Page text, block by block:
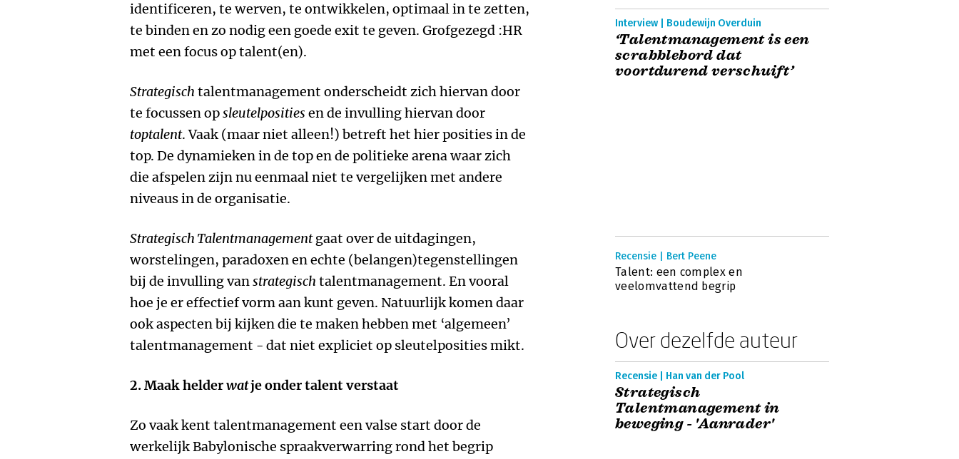
identificeren, te werven, te ontwikkelen, optimaal in te zetten,
te binden en zo nodig een goede exit te geven. Grofgezegd :HR
met een focus op talent(en).
Strategisch talentmanagement onderscheidt zich hiervan door
te focussen opsleutelposities en de invulling hiervan door
toptalent. Vaak (maar niet alleen!) betreft het hier posities in de
top. De dynamieken in de top en de politieke arena waar zich
die afspelen zijn nu eenmaal niet te vergelijken met andere
niveaus in de organisatie.
Strategisch Talentmanagementgaat over de uitdagingen,
worstelingen, paradoxen en echte (belangen)tegenstellingen
bij de invulling vanstrategisch talentmanagement. En vooral
hoe je er effectief vorm aan kunt geven. Natuurlijk komen daar
ook aspecten bij kijken die te maken hebben met ‘algemeen’
talentmanagement - dat niet expliciet op sleutelposities mikt.
2.Maak helderwatje onder talent verstaat
Zo vaak kent talentmanagement een valse start door de
werkelijk Babylonische spraakverwarring rond het begrip
Interview | Boudewijn Overduin
‘Talentmanagement is een
scrabblebord dat
voortdurend verschuift’
Recensie | Bert Peene
Talent: een complex en
veelomvattend begrip
Over dezelfde auteur
Recensie | Han van der Pool
Strategisch
Talentmanagement in
beweging - 'Aanrader'